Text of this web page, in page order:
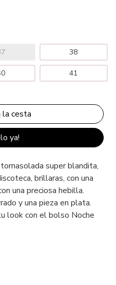
38
41
ya!
super blandita,
brillaras, con una
una preciosa hebilla.
y una pieza en plata.
look con el bolso Noche